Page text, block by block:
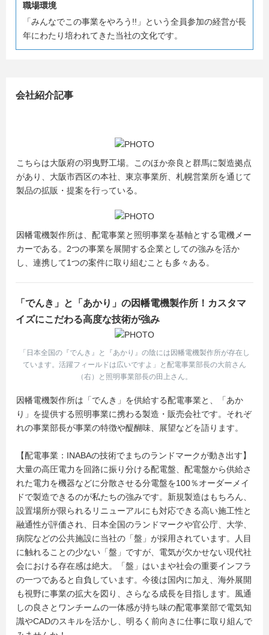
職場環境
「みんなでこの事業をやろう!!」という全員参加の経営が長
年にわたり培われてきた当社の文化です。
会社紹介記事
こちらは大阪府の羽曳野工場。このほか奈良と群馬に製造拠点
があり、大阪市西区の本社、東京事業所、札幌営業所を通じて
製品の拡販・提案を行っている。
因幡電機製作所は、配電事業と照明事業を基軸とする電機メー
カーである。2つの事業を展開する企業としての強みを活か
し、連携して1つの案件に取り組むことも多々ある。
「でんき」と「あかり」の因幡電機製作所！カスタマ
イズにこだわる高度な技術が強み
「日本全国の『でんき』と『あかり』の陰には因幡電機製作所が存在し
ています。活躍フィールドは広いですよ」と配電事業部長の大前さん
（右）と照明事業部長の田上さん。
因幡電機製作所は「でんき」を供給する配電事業と、「あか
り」を提供する照明事業に携わる製造・販売会社です。それぞ
れの事業部長が事業の特徴や醍醐味、展望などを語ります。
【配電事業：INABAの技術でまちのランドマークが動き出す】
大量の高圧電力を回路に振り分ける配電盤、配電盤から供給さ
れた電力を機器などに分散させる分電盤を100％オーダーメイ
ドで製造できるのが私たちの強みです。新規製造はもちろん、
設置場所が限られるリニューアルにも対応できる高い施工性と
融通性が評価され、日本全国のランドマークや官公庁、大学、
病院などの公共施設に当社の「盤」が採用されています。人目
に触れることの少ない「盤」ですが、電気が欠かせない現代社
会における存在感は絶大。「盤」はいまや社会の重要インフラ
の一つであると自負しています。今後は国内に加え、海外展開
も視野に事業の拡大を図り、さらなる成長を目指します。風通
しの良さとワンチームの一体感が持ち味の配電事業部で電気知
識やCADのスキルを活かし、明るく前向きに仕事に取り組んで